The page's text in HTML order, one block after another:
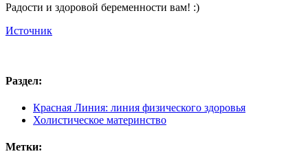
Радости и здоровой беременности вам! :)
Источник
Раздел:
Красная Линия: линия физического здоровья
Холистическое материнство
Метки: